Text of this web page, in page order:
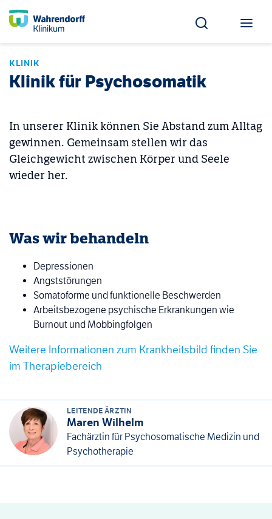
KLINIK
Klinik für Psychosomatik
In unserer Klinik können Sie Abstand zum Alltag
gewinnen. Gemeinsam stellen wir das
Gleichgewicht zwischen Körper und Seele
wieder her.
Was wir behandeln
Depressionen
Angststörungen
Somatoforme und funktionelle Beschwerden
Arbeitsbezogene psychische Erkrankungen wie
Burnout und Mobbingfolgen
Weitere Informationen zum Krankheitsbild finden Sie
im Therapiebereich
LEITENDE ÄRZTIN
Maren Wilhelm
Fachärztin für Psychosomatische Medizin und
Psychotherapie